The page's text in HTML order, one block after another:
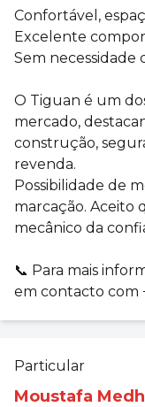
Confortável,
Excelente
Sem
O Tiguan é um
mercado,
construção,
revenda.
Possibilidade de
marcação. Aceito
mecânico da
📞 Para mais
em contacto com
Particular
Moustafa